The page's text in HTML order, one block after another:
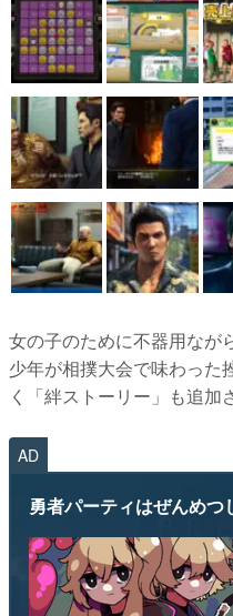
女の子のために不器用なが
少年が相撲大会で味わった
く「絆ストーリー」も追加
AD
勇者パーティはぜんめつ